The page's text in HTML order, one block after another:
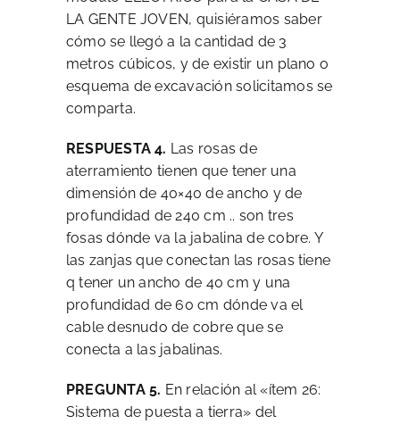
LA GENTE JOVEN, quisiéramos saber
cómo se llegó a la cantidad de 3
metros cúbicos, y de existir un plano o
esquema de excavación solicitamos se
comparta.
RESPUESTA 4. Las rosas de
aterramiento tienen que tener una
dimensión de 40×40 de ancho y de
profundidad de 240 cm .. son tres
fosas dónde va la jabalina de cobre. Y
las zanjas que conectan las rosas tiene
q tener un ancho de 40 cm y una
profundidad de 60 cm dónde va el
cable desnudo de cobre que se
conecta a las jabalinas.
PREGUNTA 5. En relación al «ítem 26:
Sistema de puesta a tierra» del